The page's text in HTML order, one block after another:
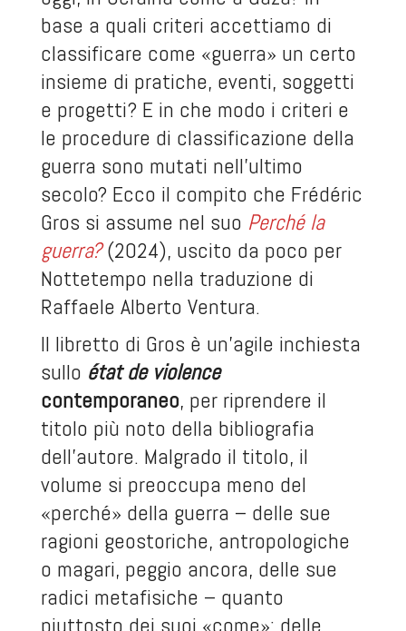
base a quali criteri accettiamo di
classificare come «guerra» un certo
insieme di pratiche, eventi, soggetti
e progetti? E in che modo i criteri e
le procedure di classificazione della
guerra sono mutati nell’ultimo
secolo? Ecco il compito che Frédéric
Gros si assume nel suo Perché la
guerra?(2024), uscito da poco per
Nottetempo nella traduzione di
Raffaele Alberto Ventura.
Il libretto di Gros è un’agile inchiesta
sullo état de violence
contemporaneo, per riprendere il
titolo più noto della bibliografia
dell’autore. Malgrado il titolo, il
volume si preoccupa meno del
«perché» della guerra – delle sue
ragioni geostoriche, antropologiche
o magari, peggio ancora, delle sue
radici metafisiche – quanto
piuttosto dei suoi «come»: delle